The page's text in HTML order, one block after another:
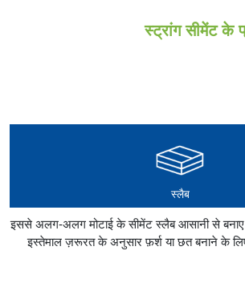
जेके सुपरस्ट्रांग सीमेंट के
स्लैब
इससे अलग-अलग मोटाई के सीमेंट स्लैब आसानी से
इस्तेमाल ज़रूरत के अनुसार फ़र्श या छत बनाने के